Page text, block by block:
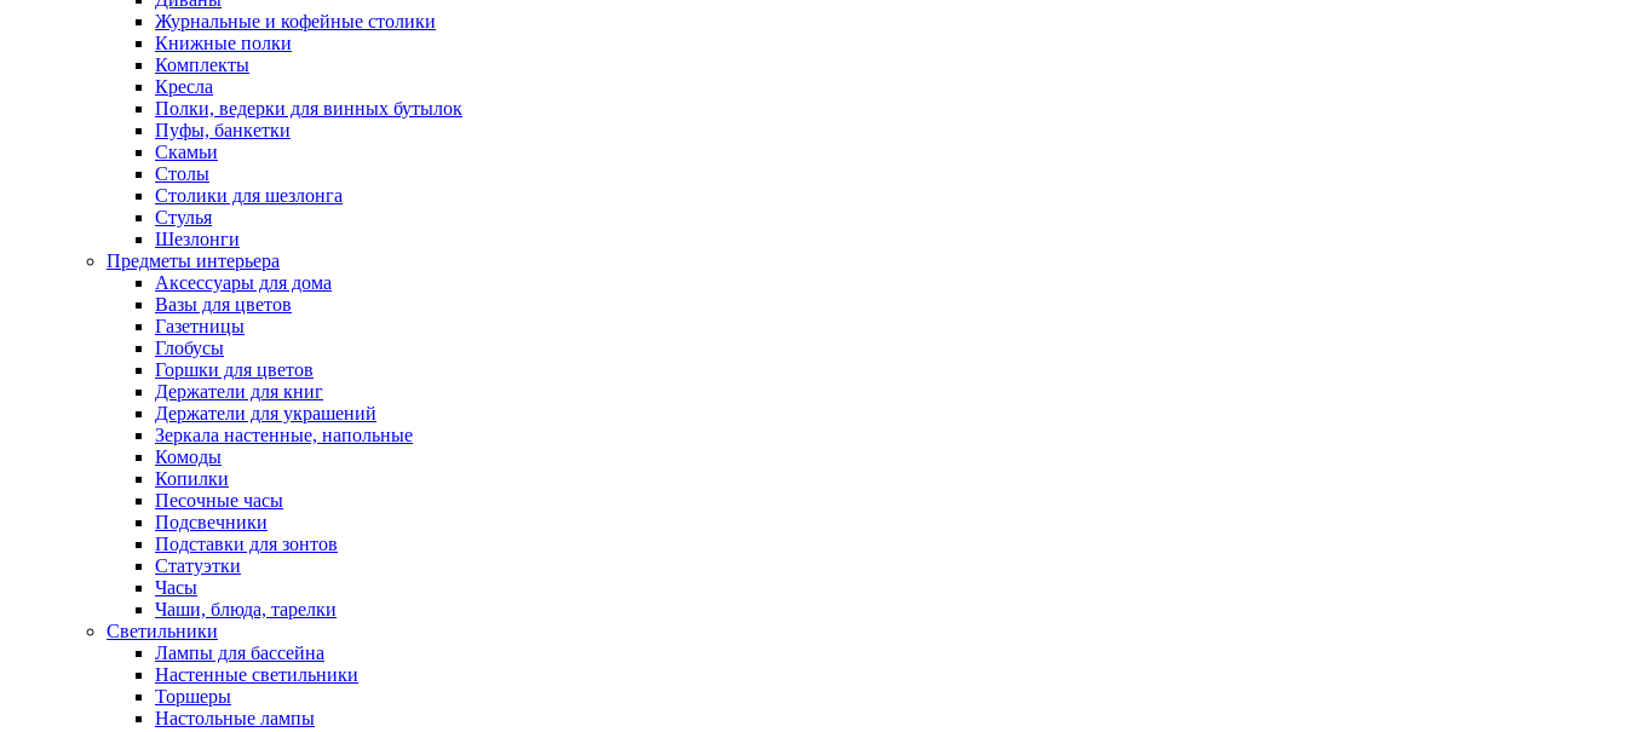
Журнальные и кофейные столики
Книжные полки
Комплекты
Кресла
Полки, ведерки для винных бутылок
Пуфы, банкетки
Скамьи
Столы
Столики для шезлонга
Стулья
Шезлонги
Предметы интерьера
Аксессуары для дома
Вазы для цветов
Газетницы
Глобусы
Горшки для цветов
Держатели для книг
Держатели для украшений
Зеркала настенные, напольные
Комоды
Копилки
Песочные часы
Подсвечники
Подставки для зонтов
Статуэтки
Часы
Чаши, блюда, тарелки
Светильники
Лампы для бассейна
Настенные светильники
Торшеры
Настольные лампы